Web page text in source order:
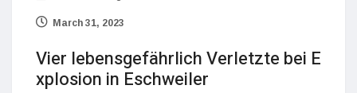
March 31, 2023
Vier lebensgefährlich Verletzte bei E
xplosion in Eschweiler